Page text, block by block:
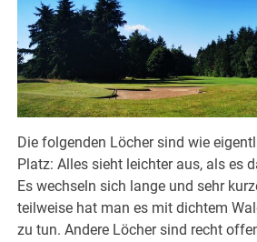
Die folgenden Löcher sind wie
Platz: Alles sieht leichter aus, als es
Es wechseln sich lange und sehr
teilweise hat man es mit dichtem
zu tun. Andere Löcher sind recht